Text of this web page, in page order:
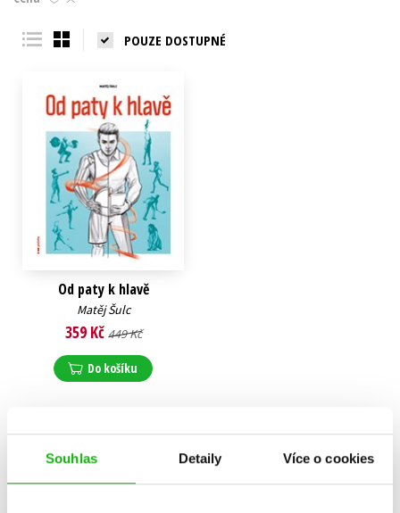
Souhlas Detaily Více o cookies
Young adult (SK)
POUZE DOSTUPNÉ
Od paty k hlavě
Matěj Šulc
359 Kč 449 Kč
Do košíku
Zobraz záznamů
Zobrazuji 1 až 1 z celkem 1 záznamů